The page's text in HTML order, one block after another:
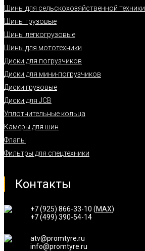
Шины для сельскохозяйственной техники
Шины грузовые
Шины легкогрузовые
Шины для мототехники
Диски для погрузчиков
Диски для мини-погрузчиков
Диски грузовые
Диски для JCB
Уплотнительные кольца
Камеры для шин
Флапы
Фильтры для спецтехники
Контакты
+7 (925) 866-33-10 (MAX)
+7 (499) 390-54-14
atv@promtyre.ru
info@promtyre.ru